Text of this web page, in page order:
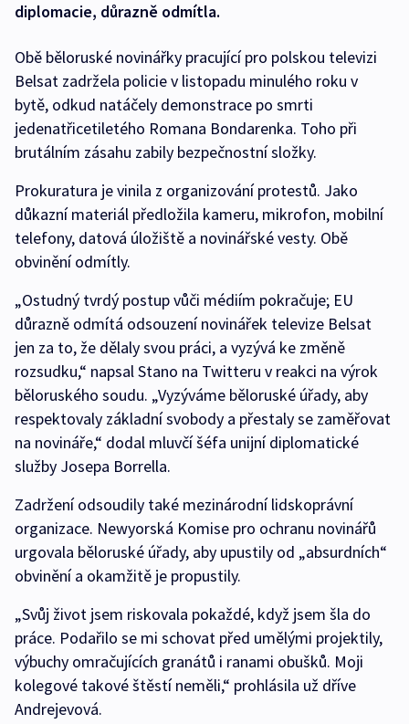
diplomacie, důrazně odmítla.
Obě běloruské novinářky pracující pro polskou televizi
Belsat zadržela policie v listopadu minulého roku v
bytě, odkud natáčely demonstrace po smrti
jedenatřicetiletého Romana Bondarenka. Toho při
brutálním zásahu zabily bezpečnostní složky.
Prokuratura je vinila z organizování protestů. Jako
důkazní materiál předložila kameru, mikrofon, mobilní
telefony, datová úložiště a novinářské vesty. Obě
obvinění odmítly.
„Ostudný tvrdý postup vůči médiím pokračuje; EU
důrazně odmítá odsouzení novinářek televize Belsat
jen za to, že dělaly svou práci, a vyzývá ke změně
rozsudku,“ napsal Stano na Twitteru v reakci na výrok
běloruského soudu. „Vyzýváme běloruské úřady, aby
respektovaly základní svobody a přestaly se zaměřovat
na novináře,“ dodal mluvčí šéfa unijní diplomatické
služby Josepa Borrella.
Zadržení odsoudily také mezinárodní lidskoprávní
organizace. Newyorská Komise pro ochranu novinářů
urgovala běloruské úřady, aby upustily od „absurdních“
obvinění a okamžitě je propustily.
„Svůj život jsem riskovala pokaždé, když jsem šla do
práce. Podařilo se mi schovat před umělými projektily,
výbuchy omračujících granátů i ranami obušků. Moji
kolegové takové štěstí neměli,“ prohlásila už dříve
Andrejevová.